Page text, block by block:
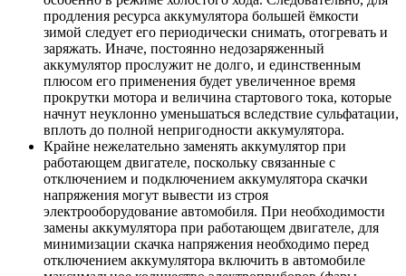
продления ресурса аккумулятора большей ёмкости
зимой следует его периодически снимать, отогревать и
заряжать. Иначе, постоянно недозаряженный
аккумулятор прослужит не долго, и единственным
плюсом его применения будет увеличенное время
прокрутки мотора и величина стартового тока, которые
начнут неуклонно уменьшаться вследствие сульфатации,
вплоть до полной непригодности аккумулятора.
Крайне нежелательно заменять аккумулятор при
работающем двигателе, поскольку связанные с
отключением и подключением аккумулятора скачки
напряжения могут вывести из строя
электрооборудование автомобиля. При необходимости
замены аккумулятора при работающем двигателе, для
минимизации скачка напряжения необходимо перед
отключением аккумулятора включить в автомобиле